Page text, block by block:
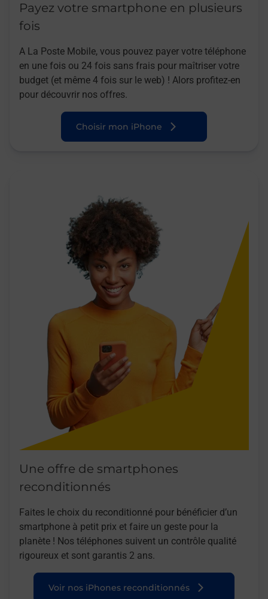
Payez votre smartphone en plusieurs
fois
A La Poste Mobile, vous pouvez payer votre téléphone
en une fois ou 24 fois sans frais pour maîtriser votre
budget (et même 4 fois sur le web) ! Alors profitez-en
pour découvrir nos offres.
Choisir mon iPhone
Une offre de smartphones
reconditionnés
Faites le choix du reconditionné pour bénéficier d’un
smartphone à petit prix et faire un geste pour la
planète ! Nos téléphones suivent un contrôle qualité
rigoureux et sont garantis 2 ans.
Voir nos iPhones reconditionnés